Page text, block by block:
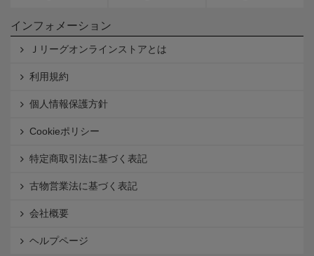
インフォメーション
Ｊリーグオンラインストアとは
利用規約
個人情報保護方針
Cookieポリシー
特定商取引法に基づく表記
古物営業法に基づく表記
会社概要
ヘルプページ